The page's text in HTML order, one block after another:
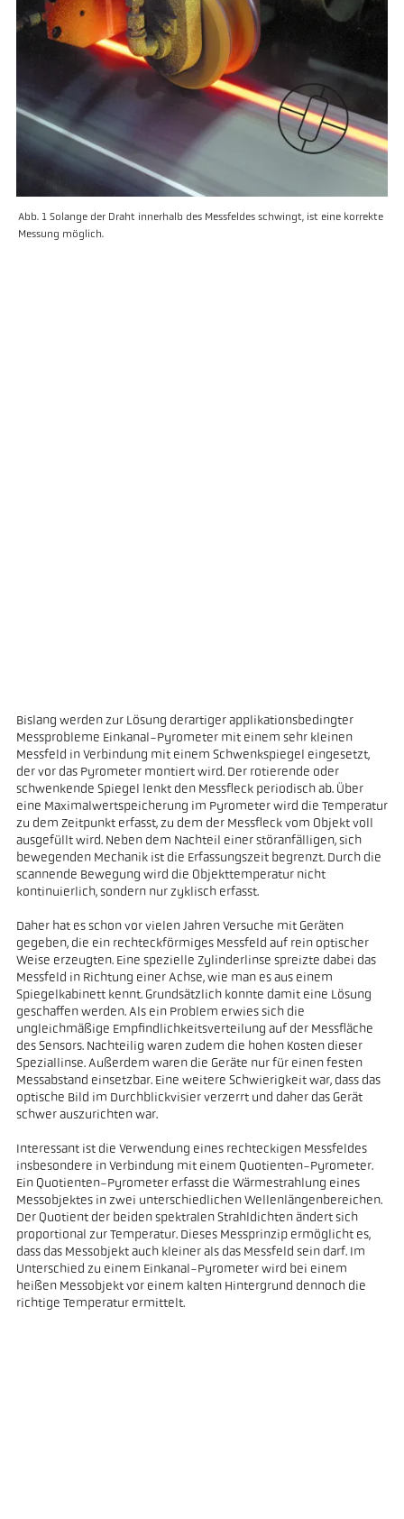
Abb. 1 Solange der Draht innerhalb des Messfeldes schwingt, ist eine korrekte
Messung möglich.
Bislang werden zur Lösung derartiger applikationsbedingter
Messprobleme Einkanal-Pyrometer mit einem sehr kleinen
Messfeld in Verbindung mit einem Schwenkspiegel eingesetzt,
der vor das Pyrometer montiert wird. Der rotierende oder
schwenkende Spiegel lenkt den Messfleck periodisch ab. Über
eine Maximalwertspeicherung im Pyrometer wird die Temperatur
zu dem Zeitpunkt erfasst, zu dem der Messfleck vom Objekt voll
ausgefüllt wird. Neben dem Nachteil einer störanfälligen, sich
bewegenden Mechanik ist die Erfassungszeit begrenzt. Durch die
scannende Bewegung wird die Objekttemperatur nicht
kontinuierlich, sondern nur zyklisch erfasst.
Daher hat es schon vor vielen Jahren Versuche mit Geräten
gegeben, die ein rechteckförmiges Messfeld auf rein optischer
Weise erzeugten. Eine spezielle Zylinderlinse spreizte dabei das
Messfeld in Richtung einer Achse, wie man es aus einem
Spiegelkabinett kennt. Grundsätzlich konnte damit eine Lösung
geschaffen werden. Als ein Problem erwies sich die
ungleichmäßige Empfindlichkeitsverteilung auf der Messfläche
des Sensors. Nachteilig waren zudem die hohen Kosten dieser
Speziallinse. Außerdem waren die Geräte nur für einen festen
Messabstand einsetzbar. Eine weitere Schwierigkeit war, dass das
optische Bild im Durchblickvisier verzerrt und daher das Gerät
schwer auszurichten war.
Interessant ist die Verwendung eines rechteckigen Messfeldes
insbesondere in Verbindung mit einem Quotienten-Pyrometer.
Ein Quotienten-Pyrometer erfasst die Wärmestrahlung eines
Messobjektes in zwei unterschiedlichen Wellenlängenbereichen.
Der Quotient der beiden spektralen Strahldichten ändert sich
proportional zur Temperatur. Dieses Messprinzip ermöglicht es,
dass das Messobjekt auch kleiner als das Messfeld sein darf. Im
Unterschied zu einem Einkanal-Pyrometer wird bei einem
heißen Messobjekt vor einem kalten Hintergrund dennoch die
richtige Temperatur ermittelt.